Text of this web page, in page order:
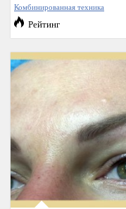
Комбинированная техника
Рейтинг